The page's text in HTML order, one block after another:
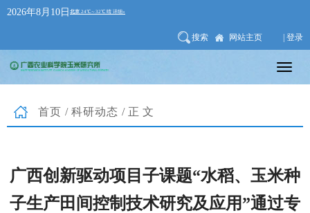
2026年8月10日
搜索 网站主页 | 登录
首页 / 科研动态 /正文
广西创新驱动项目子课题“水稻、玉米种
子生产田间控制技术研究及应用”通过专